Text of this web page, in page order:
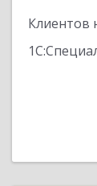
Клиентов